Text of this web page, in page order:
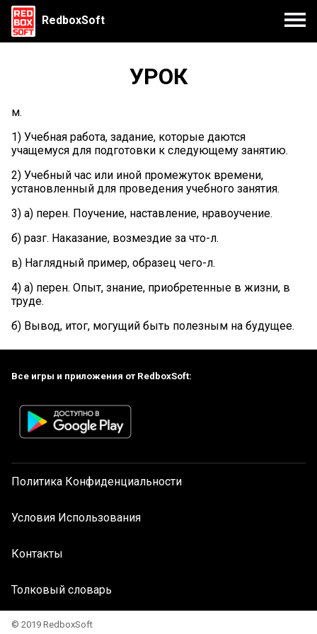
RedboxSoft
УРОК
м.
1) Учебная работа, задание, которые даются
учащемуся для подготовки к следующему занятию.
2) Учебный час или иной промежуток времени,
установленный для проведения учебного занятия.
3) а) перен. Поучение, наставление, нравоучение.
б) разг. Наказание, возмездие за что-л.
в) Наглядный пример, образец чего-л.
4) а) перен. Опыт, знание, приобретенные в жизни, в
труде.
б) Вывод, итог, могущий быть полезным на будущее.
Все игры и приложения от RedboxSoft:
Политика Конфиденциальности
Условия Использования
Контакты
Толковый словарь
© 2019 RedboxSoft